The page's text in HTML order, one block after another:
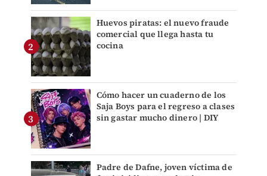
Huevos piratas: el nuevo fraude
comercial que llega hasta tu
cocina
Cómo hacer un cuaderno de los
Saja Boys para el regreso a clases
sin gastar mucho dinero | DIY
Padre de Dafne, joven víctima de